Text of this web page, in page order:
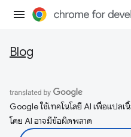
Blog
Google ใช้เทคโนโลยี AI เพื่อแปล
โดย AI อาจมีข้อผิดพลาด